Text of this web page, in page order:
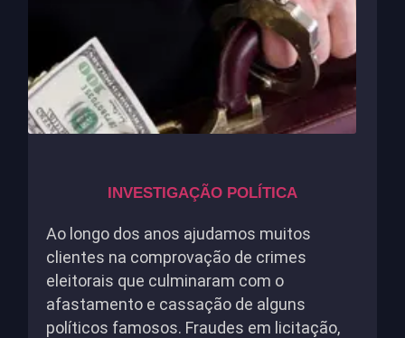
INVESTIGAÇÃO POLÍTICA
Ao longo dos anos ajudamos muitos
clientes na comprovação de crimes
eleitorais que culminaram com o
afastamento e cassação de alguns
políticos famosos. Fraudes em licitação,